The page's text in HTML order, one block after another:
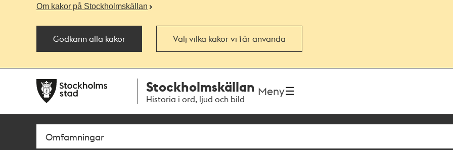
Om kakor på Stockholmskällan
Godkänn alla kakor Välj vilka kakor vi får använda
navigationen
huvudinnehållet
Stockholmskällan
Historia i ord, ljud och bild
Meny
Sök